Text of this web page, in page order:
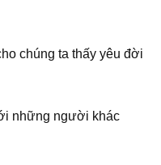
chúng ta thấy yêu đời
những người khác